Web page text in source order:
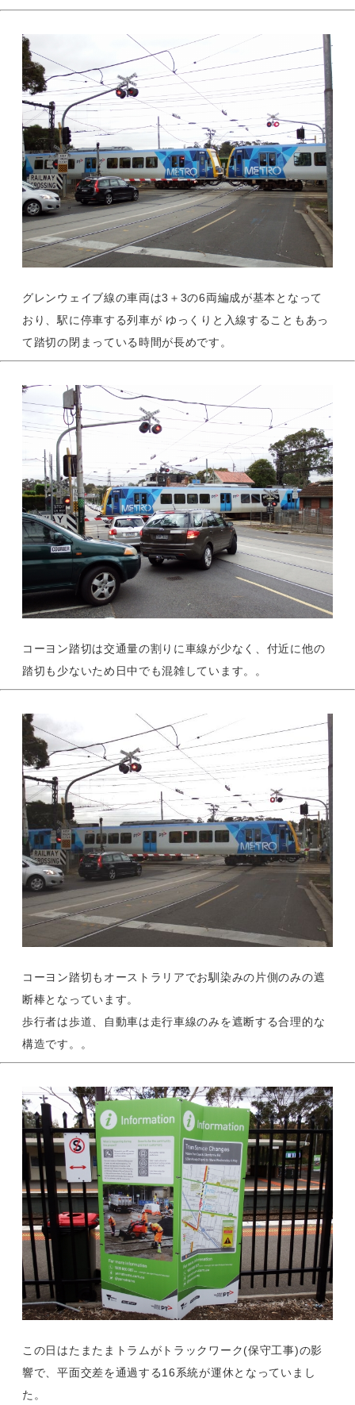
グレンウェイブ線の車両は3＋3の6両編成が基本となって
おり、駅に停車する列車が ゆっくりと入線することもあっ
て踏切の閉まっている時間が長めです。
コーヨン踏切は交通量の割りに車線が少なく、付近に他の
踏切も少ないため日中でも混雑しています。。
コーヨン踏切もオーストラリアでお馴染みの片側のみの遮
断棒となっています。
歩行者は歩道、自動車は走行車線のみを遮断する合理的な
構造です。。
この日はたまたまトラムがトラックワーク(保守工事)の影
響で、平面交差を通過する16系統が運休となっていまし
た。